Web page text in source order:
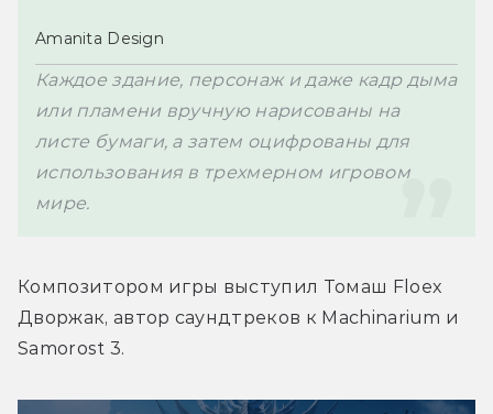
Amanita Design
Каждое здание, персонаж и даже кадр дыма
или пламени вручную нарисованы на
листе бумаги, а затем оцифрованы для
использования в трехмерном игровом
Композитором игры выступил Томаш Floex
Дворжак, автор саундтреков к Machinarium и
Samorost 3.